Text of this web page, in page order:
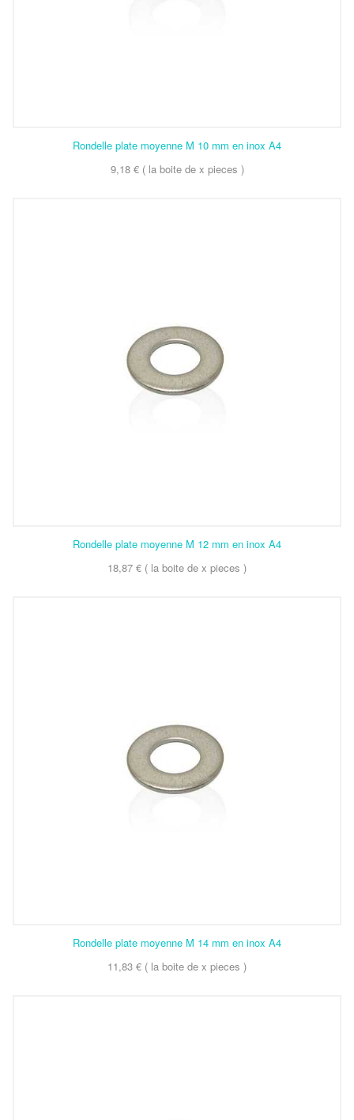
Rondelle plate moyenne M 10 mm en inox A4
9,18 € ( la boite de x pieces )
Rondelle plate moyenne M 12 mm en inox A4
18,87 € ( la boite de x pieces )
Rondelle plate moyenne M 14 mm en inox A4
11,83 € ( la boite de x pieces )